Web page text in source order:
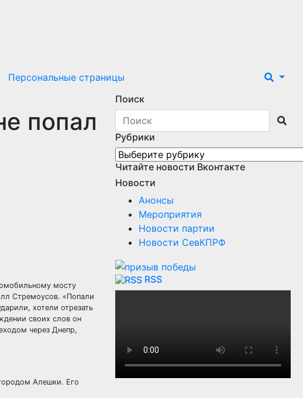
Персональные страницы
попал
мосту
Стремоусов. «Попали
хотели отрезать
своих слов он
через Днепр,
Алешки. Его
Поиск
Рубрики
Рубрики
Читайте новости Вконтакте
Новости
Анонсы
Мероприятия
Новости партии
Новости СевКПРФ
RSS